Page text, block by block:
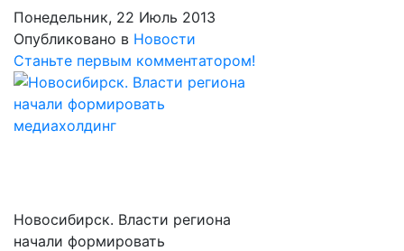
Понедельник, 22 Июль 2013
Опубликовано в Новости
Станьте первым комментатором!
Новосибирск. Власти региона
начали формировать